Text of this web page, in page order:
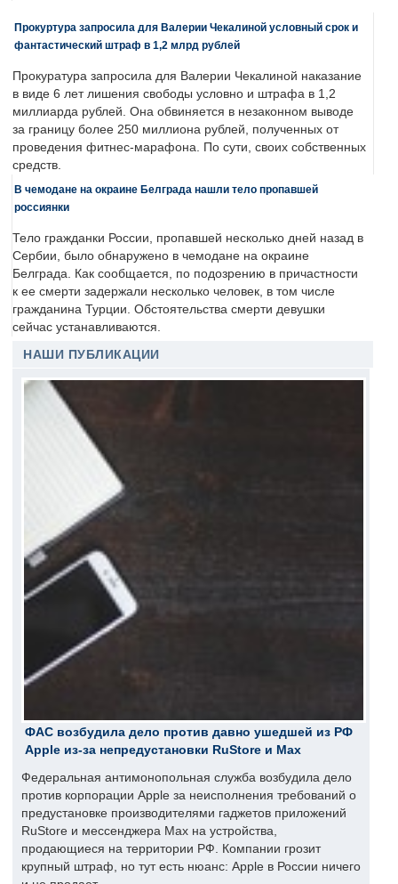
Прокуртура запросила для Валерии Чекалиной условный срок и
фантастический штраф в 1,2 млрд рублей
Прокуратура запросила для Валерии Чекалиной наказание
в виде 6 лет лишения свободы условно и штрафа в 1,2
миллиарда рублей. Она обвиняется в незаконном выводе
за границу более 250 миллиона рублей, полученных от
проведения фитнес-марафона. По сути, своих собственных
средств.
В чемодане на окраине Белграда нашли тело пропавшей
россиянки
Тело гражданки России, пропавшей несколько дней назад в
Сербии, было обнаружено в чемодане на окраине
Белграда. Как сообщается, по подозрению в причастности
к ее смерти задержали несколько человек, в том числе
гражданина Турции. Обстоятельства смерти девушки
сейчас устанавливаются.
НАШИ ПУБЛИКАЦИИ
ФАС возбудила дело против давно ушедшей из РФ
Apple из-за непредустановки RuStore и Max
Федеральная антимонопольная служба возбудила дело
против корпорации Apple за неисполнения требований о
предустановке производителями гаджетов приложений
RuStore и мессенджера Max на устройства,
продающиеся на территории РФ. Компании грозит
крупный штраф, но тут есть нюанс: Apple в России ничего